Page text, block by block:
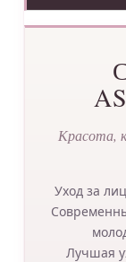
Красота,
Уход за
Лучшая